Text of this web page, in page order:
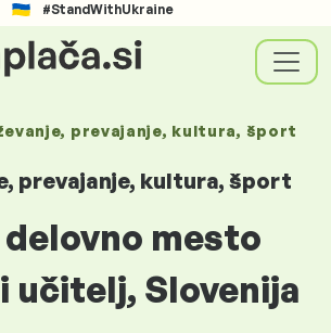
#StandWithUkraine
prevajanje, kultura, šport
prevajanje, kultura, šport
delovno mesto
učitelj, Slovenija